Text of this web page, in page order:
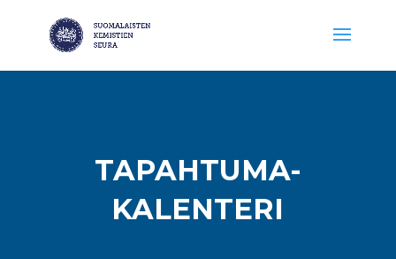
TAPAHTUMA-
KALENTERI